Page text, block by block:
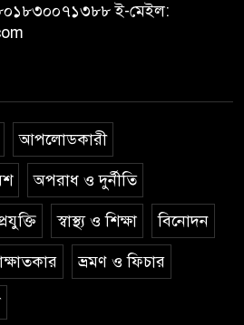
ই-মেইল:
আপলোডকারী
অপরাধ ও দুর্নীতি
স্বাস্থ্য ও শিক্ষা বিনোদন
ভ্রমণ ও ফিচার